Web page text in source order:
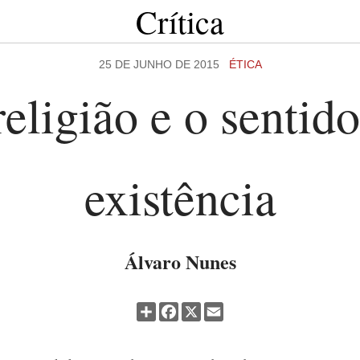
Crítica
25 DE JUNHO DE 2015 ÉTICA
e o
existência
Álvaro Nunes
Partilhar
Facebook
X